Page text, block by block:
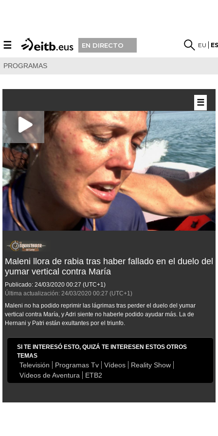
☰ EN DIRECTO EU
PROGRAMAS
Maleni llora de rabia tras haber fallado en el duelo del
yumar vertical contra María
Publicado: 24/03/2020 00:27 (UTC+1)
Última actualización: 24/03/2020 00:27 (UTC+1)
Maleni no ha podido reprimir las lágrimas tras perder el duelo del yumar
vertical contra María, y Adri siente no haberle podido ayudar más. La de
Hernani y Patri están exultantes por el triunfo.
SI TE INTERESÓ ESTO, QUIZÁ TE INTERESEN ESTOS OTROS
TEMAS
Televisión Programas Tv Vídeos
Reality Show
Vídeos de Aventura
ETB2
☰